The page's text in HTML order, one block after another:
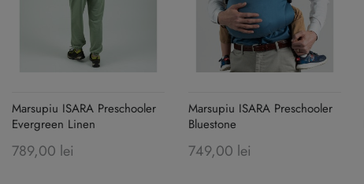
Marsupiu ISARA Preschooler
Evergreen Linen
789,00 lei
Marsupiu ISARA Preschooler
Bluestone
749,00 lei